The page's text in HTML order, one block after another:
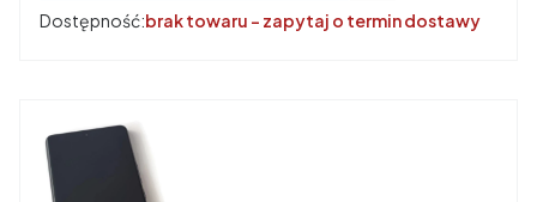
Dostępność:brak towaru - zapytaj o termin dostawy